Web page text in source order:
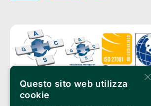
×
Questo sito web utilizza
cookie